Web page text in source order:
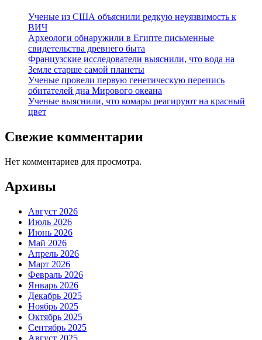
Ученые из США объяснили редкую неуязвимость к
ВИЧ
Археологи обнаружили в Египте письменные
свидетельства древнего быта
Французские исследователи выяснили, что вода на
Земле старше самой планеты
Ученые провели первую генетическую перепись
обитателей дна Мирового океана
Ученые выяснили, что комары реагируют на красный
цвет
Свежие комментарии
Нет комментариев для просмотра.
Архивы
Август 2026
Июль 2026
Июнь 2026
Май 2026
Апрель 2026
Март 2026
Февраль 2026
Январь 2026
Декабрь 2025
Ноябрь 2025
Октябрь 2025
Сентябрь 2025
Август 2025